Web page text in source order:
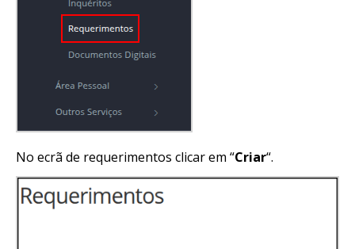
No ecrã de requerimentos clicar em “Criar“.